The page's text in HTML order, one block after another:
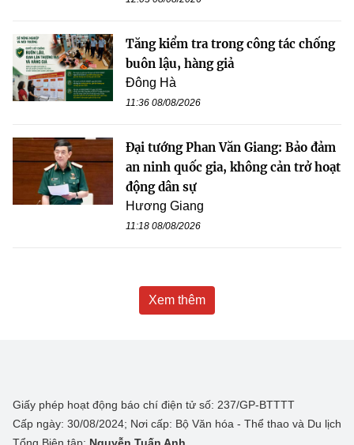
Tăng kiểm tra trong công tác chống
buôn lậu, hàng giả
Đông Hà
11:36 08/08/2026
Đại tướng Phan Văn Giang: Bảo đảm
an ninh quốc gia, không cản trở hoạt
động dân sự
Hương Giang
11:18 08/08/2026
Xem thêm
Giấy phép hoạt động báo chí điện tử số: 237/GP-BTTTT
Cấp ngày: 30/08/2024; Nơi cấp: Bộ Văn hóa - Thể thao và Du lịch